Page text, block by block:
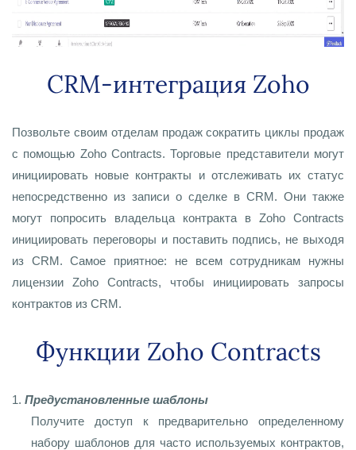
CRM-интеграция Zoho
Позвольте своим отделам продаж сократить циклы продаж
с помощью Zoho Contracts. Торговые представители могут
инициировать новые контракты и отслеживать их статус
непосредственно из записи о сделке в CRM. Они также
могут попросить владельца контракта в Zoho Contracts
инициировать переговоры и поставить подпись, не выходя
из CRM. Самое приятное: не всем сотрудникам нужны
лицензии Zoho Contracts, чтобы инициировать запросы
контрактов из CRM.
Функции Zoho Contracts
1. Предустановленные шаблоны
Получите доступ к предварительно определенному
набору шаблонов для часто используемых контрактов,